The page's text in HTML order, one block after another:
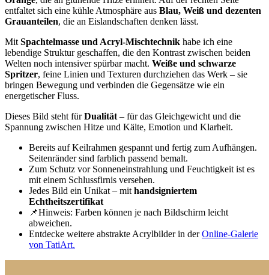
entfaltet sich eine kühle Atmosphäre aus Blau, Weiß und dezenten
Grauanteilen, die an Eislandschaften denken lässt.
Mit Spachtelmasse und Acryl-Mischtechnik habe ich eine
lebendige Struktur geschaffen, die den Kontrast zwischen beiden
Welten noch intensiver spürbar macht. Weiße und schwarze
Spritzer, feine Linien und Texturen durchziehen das Werk – sie
bringen Bewegung und verbinden die Gegensätze wie ein
energetischer Fluss.
Dieses Bild steht fürDualität – für das Gleichgewicht und die
Spannung zwischen Hitze und Kälte, Emotion und Klarheit.
Bereits auf Keilrahmen gespannt und fertig zum Aufhängen.
Seitenränder sind farblich passend bemalt.
Zum Schutz vor Sonneneinstrahlung und Feuchtigkeit ist es
mit einem Schlussfirnis versehen.
Jedes Bild ein Unikat – mit handsigniertem
Echtheitszertifikat
📌Hinweis: Farben können je nach Bildschirm leicht
abweichen.
Entdecke weitere abstrakte Acrylbilder in derOnline-Galerie
von TatiArt.